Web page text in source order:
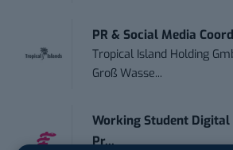
PR & Social Media
Tropical Island Holding
Groß Wasse...
Working Student Digital
Pr...